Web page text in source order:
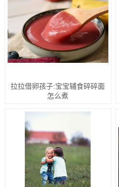
拉拉借卵孩子:宝宝辅食碎碎面
怎么煮